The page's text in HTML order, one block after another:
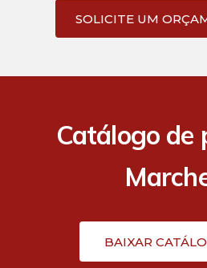
SOLICITE UM
Catálogo de
BAIXAR